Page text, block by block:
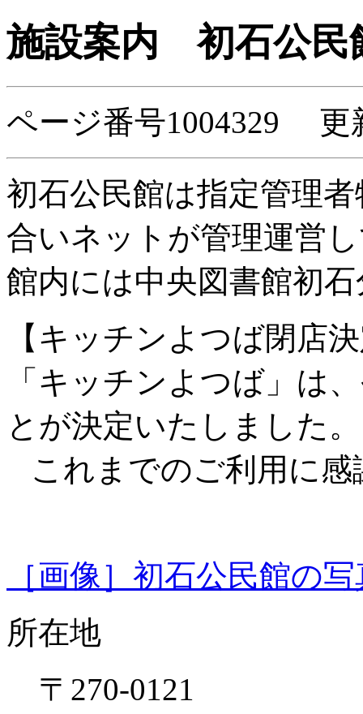
施設案内初石公民
ページ番号1004329 更
初石公民館は指定管理
合いネットが管理運営
館内には中央図書館初
【キッチンよつば閉店
「キッチンよつば」は
とが決定いたしました。
これまでのご利用に感
［画像］初石公民館の
所在地
〒270-0121